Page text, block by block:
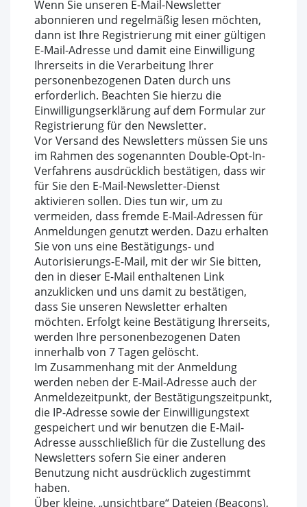
Wenn Sie unseren E-Mail-Newsletter
abonnieren und regelmäßig lesen möchten,
dann ist Ihre Registrierung mit einer gültigen
E-Mail-Adresse und damit eine Einwilligung
Ihrerseits in die Verarbeitung Ihrer
personenbezogenen Daten durch uns
erforderlich. Beachten Sie hierzu die
Einwilligungserklärung auf dem Formular zur
Registrierung für den Newsletter.
Vor Versand des Newsletters müssen Sie uns
im Rahmen des sogenannten Double-Opt-In-
Verfahrens ausdrücklich bestätigen, dass wir
für Sie den E-Mail-Newsletter-Dienst
aktivieren sollen. Dies tun wir, um zu
vermeiden, dass fremde E-Mail-Adressen für
Anmeldungen genutzt werden. Dazu erhalten
Sie von uns eine Bestätigungs- und
Autorisierungs-E-Mail, mit der wir Sie bitten,
den in dieser E-Mail enthaltenen Link
anzuklicken und uns damit zu bestätigen,
dass Sie unseren Newsletter erhalten
möchten. Erfolgt keine Bestätigung Ihrerseits,
werden Ihre personenbezogenen Daten
innerhalb von 7 Tagen gelöscht.
Im Zusammenhang mit der Anmeldung
werden neben der E-Mail-Adresse auch der
Anmeldezeitpunkt, der Bestätigungszeitpunkt,
die IP-Adresse sowie der Einwilligungstext
gespeichert und wir benutzen die E-Mail-
Adresse ausschließlich für die Zustellung des
Newsletters sofern Sie einer anderen
Benutzung nicht ausdrücklich zugestimmt
haben.
Über kleine, „unsichtbare“ Dateien (Beacons),